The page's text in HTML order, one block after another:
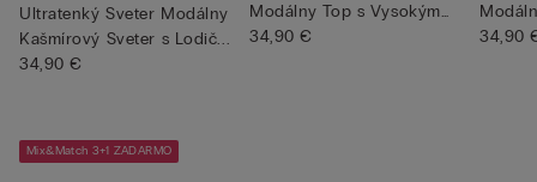
Ultratenký Sveter Modálny
Kašmírový Sveter s Lodič...
34,90 €
Modálny Top s Vysokým
Goliero...
34,90 €
34,90
Mix&Match 3+1 ZADARMO